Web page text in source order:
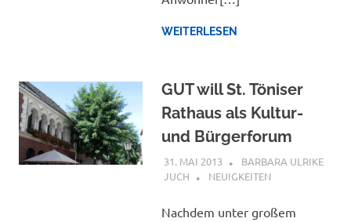
WEITERLESEN
GUT will St. Töniser
Rathaus als Kultur-
und Bürgerforum
31. MAI 2013
BARBARA ULRIKE
JUCH
NEUIGKEITEN
Nachdem unter großem